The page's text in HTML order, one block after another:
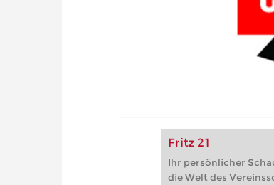
Fritz 21
Ihr persönlicher
die Welt des